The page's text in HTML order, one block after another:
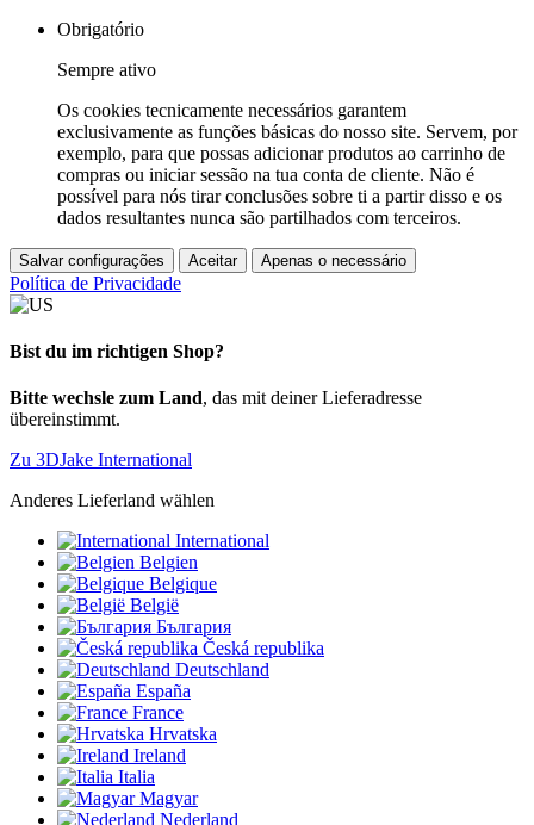
Obrigatório
Sempre ativo
Os cookies tecnicamente necessários garantem
exclusivamente as funções básicas do nosso site. Servem, por
exemplo, para que possas adicionar produtos ao carrinho de
compras ou iniciar sessão na tua conta de cliente. Não é
possível para nós tirar conclusões sobre ti a partir disso e os
dados resultantes nunca são partilhados com terceiros.
Salvar configurações Aceitar Apenas o necessário
Política de Privacidade
Bist du im richtigen Shop?
Bitte wechsle zum Land, das mit deiner Lieferadresse
übereinstimmt.
Zu 3DJake International
Anderes Lieferland wählen
International
Belgien
Belgique
België
България
Česká republika
Deutschland
España
France
Hrvatska
Ireland
Italia
Magyar
Nederland